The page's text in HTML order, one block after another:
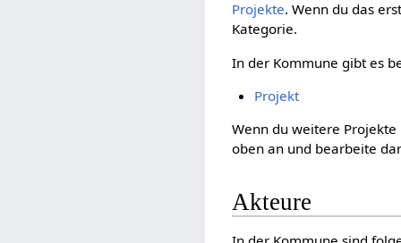
Projekte. Wenn du das
Kategorie.
In der Kommune gibt es
Projekt
Wenn du weitere
oben an und bearbeite
Akteure